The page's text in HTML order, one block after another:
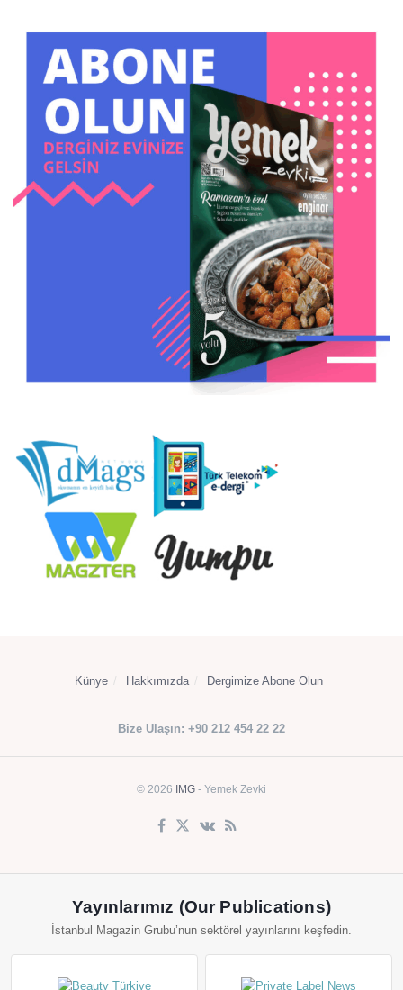
Künye Hakkımızda Dergimize Abone Olun
Bize Ulaşın: +90 212 454 22 22
© 2026 IMG - Yemek Zevki
Yayınlarımız (Our Publications)
İstanbul Magazin Grubu’nun sektörel yayınlarını keşfedin.